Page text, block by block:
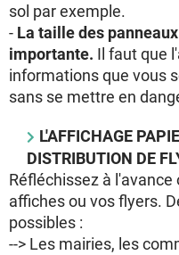
sol par exemple.
- La taille des
importante. Il faut que
informations que vous
sans se mettre en
L'AFFICHAGE
DISTRIBUTION DE
Réfléchissez à
affiches ou vos flyers.
possibles :
--> Les mairies, les